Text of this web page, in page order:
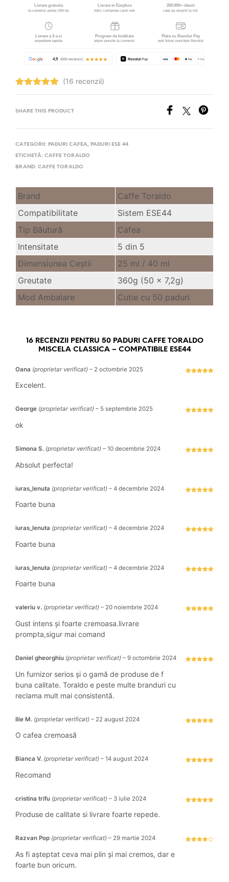
Evaluat la
din 5
(16 recenzii)
SHARE THIS PRODUCT
CATEGORII: PADURI CAFEA, PADURI ESE 44
ETICHETĂ: CAFFE TORALDO
BRAND: CAFFE TORALDO
Brand
Caffe Toraldo
Compatibilitate
Sistem ESE44
Tip Băutură
Cafea
Intensitate
5 din 5
Dimensiunea Ceştii
25 ml / 40 ml
Greutate
360g (50 x 7,2g)
Mod Ambalare
Cutie cu 50 paduri
16 RECENZII PENTRU 50 PADURI CAFFE TORALDO
MISCELA CLASSICA – COMPATIBILE ESE44
Oana (proprietar verificat) – 2 octombrie 2025
Excelent.
George (proprietar verificat) – 5 septembrie 2025
ok
Simona S. (proprietar verificat) – 10 decembrie 2024
Absolut perfecta!
iuras_lenuta (proprietar verificat) – 4 decembrie 2024
Foarte buna
iuras_lenuta (proprietar verificat) – 4 decembrie 2024
Foarte buna
iuras_lenuta (proprietar verificat) – 4 decembrie 2024
Foarte buna
valeriu v. (proprietar verificat) – 20 noiembrie 2024
Gust intens și foarte cremoasa.livrare
prompta,sigur mai comand
Daniel gheorghiu (proprietar verificat) – 9 octombrie 2024
Un furnizor serios și o gamă de produse de f
buna calitate. Toraldo e peste multe branduri cu
reclama mult mai consistentă.
Ilie M. (proprietar verificat) – 22 august 2024
O cafea cremoasă
Bianca V. (proprietar verificat) – 14 august 2024
Recomand
cristina trifu (proprietar verificat) – 3 iulie 2024
Produse de calitate si livrare foarte repede.
Razvan Pop (proprietar verificat) – 29 martie 2024
As fi așteptat ceva mai plin și mai cremos, dar e
foarte bun oricum.